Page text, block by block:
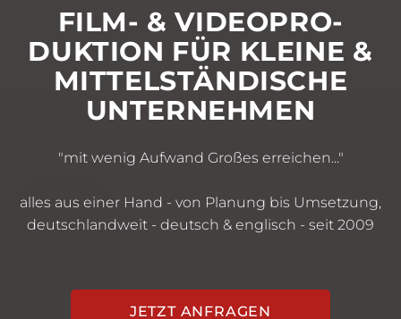
FILM­- & VIDEOPRO­
DUKTION FÜR KLEINE &
MITTEL­STÄNDISCHE
UNTER­NEHMEN
"mit wenig Aufwand Großes erreichen..."
alles aus einer Hand - von Planung bis Umsetzung,
deutschlandweit - deutsch & englisch - seit 2009
JETZT ANFRAGEN